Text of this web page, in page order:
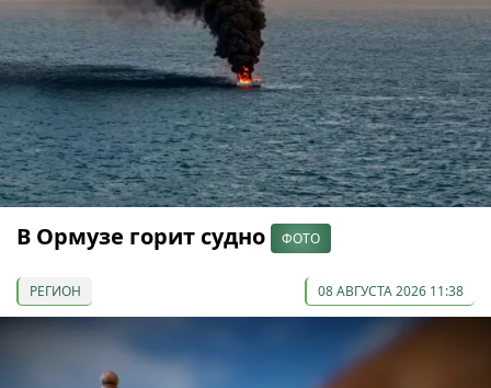
В Ормузе горит судно ФОТО
РЕГИОН 08 АВГУСТА 2026 11:38